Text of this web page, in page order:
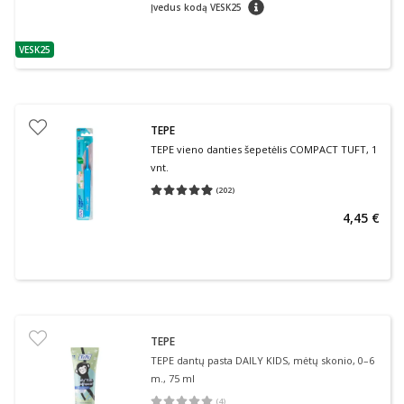
patarimas
VESK25
Įvedus kodą VESK25
TEPE
TEPE vieno danties šepetėlis COMPACT TUFT, 1
vnt.
(202)
Vidutinis įvertinimas 4.95
4,45 €
TEPE
TEPE dantų pasta DAILY KIDS, mėtų skonio, 0–6
m., 75 ml
(4)